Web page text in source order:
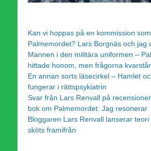
Kan vi hoppas på en kommission
Palmemordet? Lars Borgnäs och jag
Mannen i den militära uniformen –
hittade honom, men frågorna kvarstår
En annan sorts läsecirkel – Hamlet
fungerar i rättspsykiatrin
Svar från Lars Renvall på
bok om Palmemordet: Jag resonerar
Bloggaren Lars Renvall lanserar
sköts framifrån